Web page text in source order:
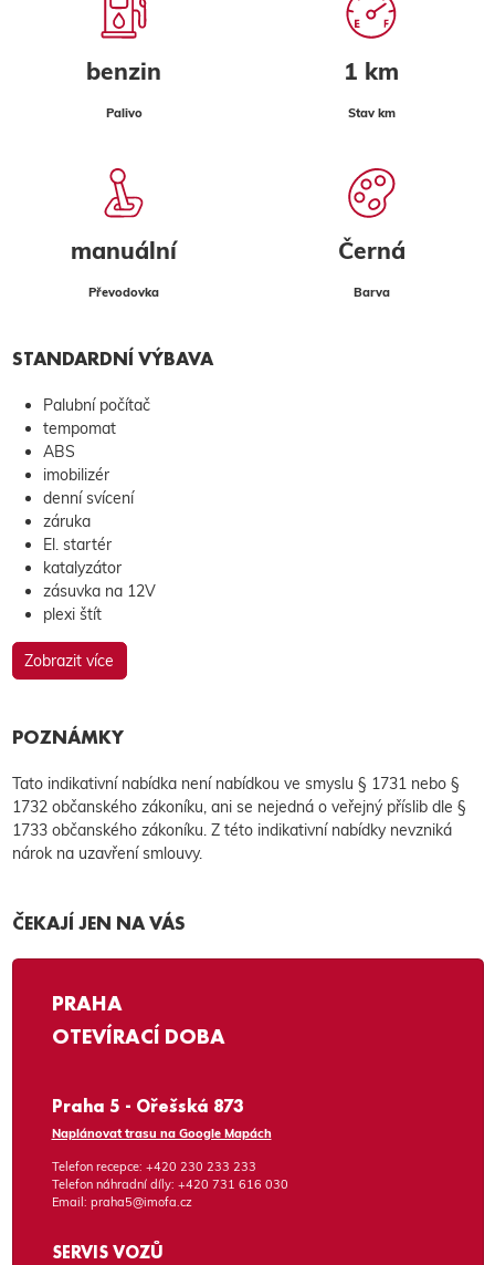
benzin
Palivo
1 km
Stav km
manuální
Převodovka
Černá
Barva
STANDARDNÍ VÝBAVA
Palubní počítač
tempomat
ABS
imobilizér
denní svícení
záruka
El. startér
katalyzátor
zásuvka na 12V
plexi štít
Zobrazit více
POZNÁMKY
Tato indikativní nabídka není nabídkou ve smyslu § 1731 nebo §
1732 občanského zákoníku, ani se nejedná o veřejný příslib dle §
1733 občanského zákoníku. Z této indikativní nabídky nevzniká
nárok na uzavření smlouvy.
ČEKAJÍ JEN NA VÁS
PRAHA
OTEVÍRACÍ DOBA
Praha 5 - Ořešská 873
Naplánovat trasu na Google Mapách
Telefon recepce: +420 230 233 233
Telefon náhradní díly: +420 731 616 030
Email: praha5@imofa.cz
SERVIS VOZŮ